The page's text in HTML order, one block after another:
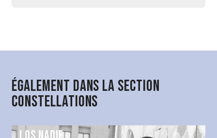
Également dans la section
Constellations